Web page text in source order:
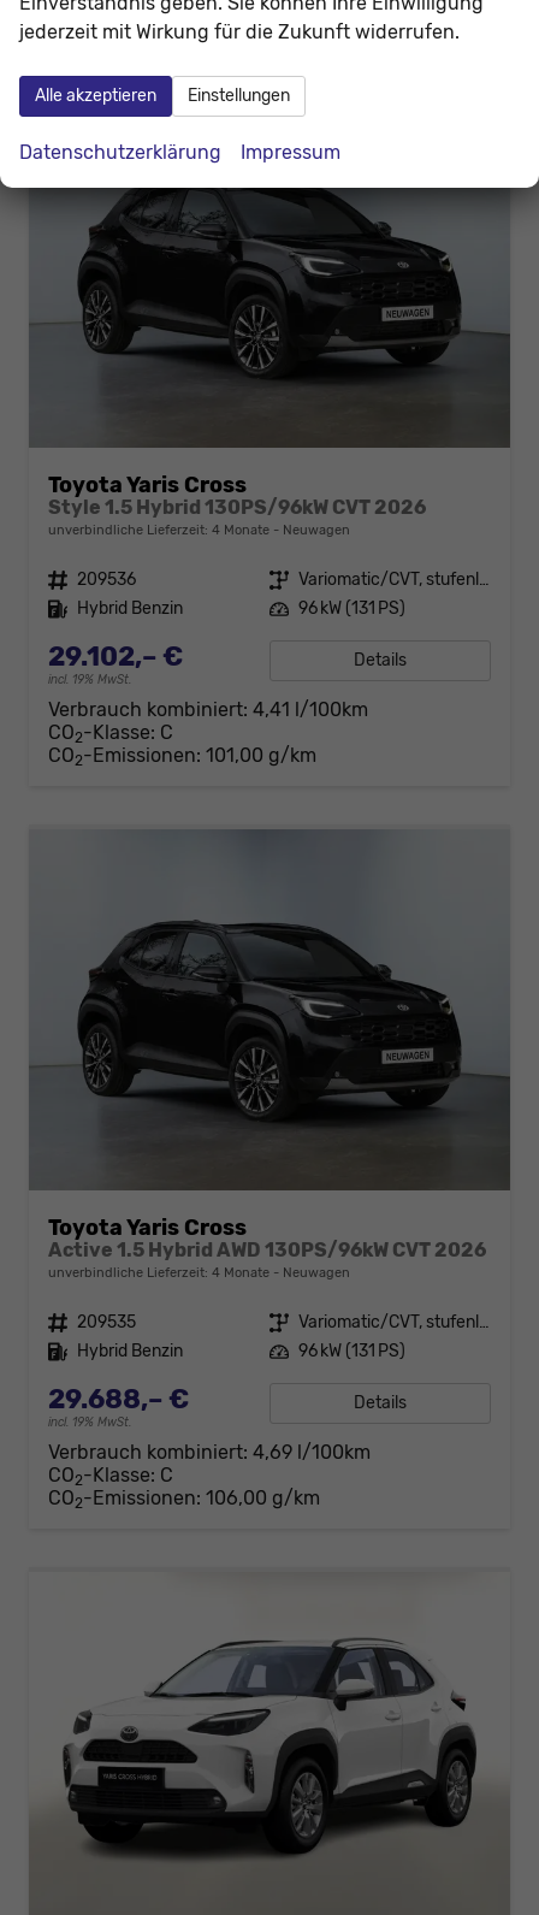
CO -Emissionen:101,00 g/km
Toyota Yaris Cross
Style 1.5 Hybrid 130PS/96kW CVT 2026
unverbindliche Lieferzeit: 4 Monate Neuwagen
Fahrzeugnr. 209536 Getriebe
Variomatic/CVT, stufenlos
Kraftstoff Hybrid Benzin Leistung 96 kW (131 PS)
29.102,– €
incl. 19% MwSt.
Details
Verbrauch kombiniert: 4,41 l/100km
CO2-Klasse: C
CO2-Emissionen: 101,00 g/km
Toyota Yaris Cross
Active 1.5 Hybrid AWD 130PS/96kW CVT 2026
unverbindliche Lieferzeit: 4 Monate Neuwagen
Fahrzeugnr. 209535 Getriebe
Variomatic/CVT, stufenlos
Kraftstoff Hybrid Benzin Leistung 96 kW (131 PS)
29.688,– €
incl. 19% MwSt.
Details
Verbrauch kombiniert: 4,69 l/100km
CO2-Klasse: C
CO2-Emissionen: 106,00 g/km
jederzeit mit Wirkung für die Zukunft widerrufen.
Alle akzeptieren Einstellungen
Datenschutzerklärung Impressum